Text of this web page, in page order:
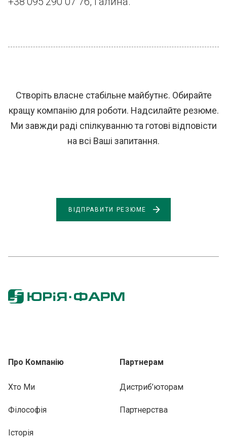
Створіть власне стабільне майбутнє. Обирайте
кращу компанію для роботи. Надсилайте резюме.
Ми завжди раді спілкуванню та готові відповісти
на всі Ваші запитання.
ВІДПРАВИТИ РЕЗЮМЕ
Про Компанію
Хто Ми
Філософія
Історія
Партнерам
Дистриб’юторам
Партнерства